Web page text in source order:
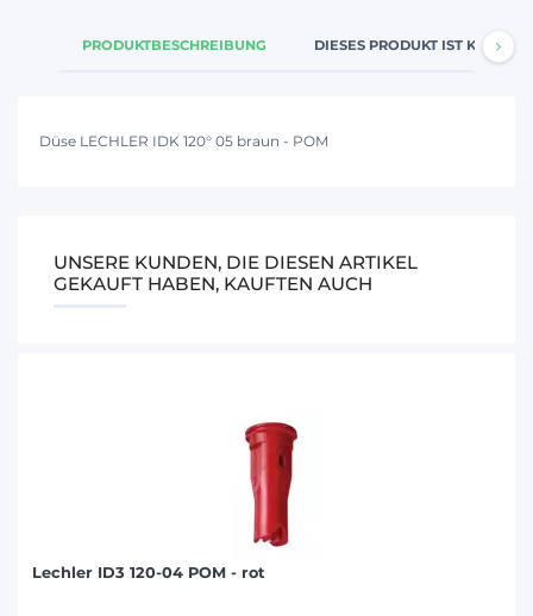
PRODUKTBESCHREIBUNG DIESES PRODUKT IST
Düse LECHLER IDK 120° 05 braun - POM
UNSERE KUNDEN, DIE DIESEN ARTIKEL
GEKAUFT HABEN, KAUFTEN AUCH
Lechler ID3 120-04 POM - rot